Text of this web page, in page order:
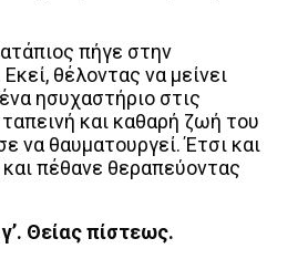
πήγε στην
θέλοντας να μείνει
ησυχαστήριο στις
και καθαρή ζωή του
να θαυματουργεί. Έτσι και
πέθανε θεραπεύοντας
Θείας πίστεως.